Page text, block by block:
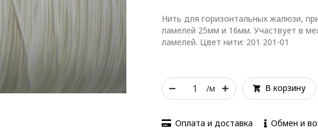
Нить для горизонтальных жалюзи,
ламелей 25мм и 16мм. Участвует в
ламелей. Цвет нити: 201 201-01
/м В корзину
Оплата и доставка Обмен и